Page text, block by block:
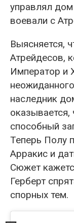
управлял
воевали с
Выясняется,
Атрейдесов,
Император и
наследник
способный
Теперь Полу
Арракис и
Сюжет
Герберт
спорных тем.